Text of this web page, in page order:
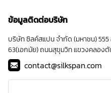
ข้อมูลติดต่อบริษัท
บริษัท ซิลค์สแปน จำกัด (มหาชน) 555
63(เอกมัย) ถนนสุขุมวิท แขวงคลองตั
contact@silkspan.com